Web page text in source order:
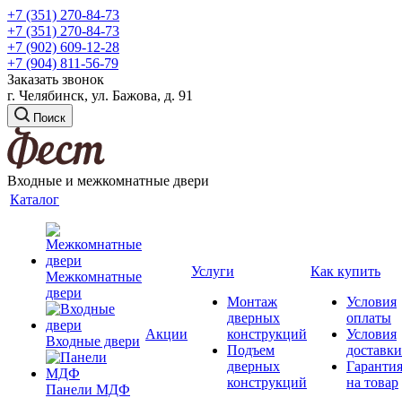
+7 (351) 270-84-73
+7 (351) 270-84-73
+7 (902) 609-12-28
+7 (904) 811-56-79
Заказать звонок
г. Челябинск, ул. Бажова, д. 91
Поиск
Входные и межкомнатные двери
Каталог
Межкомнатные
двери
Входные двери
Панели МДФ
Акции
Услуги
Монтаж
дверных
конструкций
Подъем
дверных
конструкций
Как купить
Условия
оплаты
Условия
доставки
Гарантия
на товар